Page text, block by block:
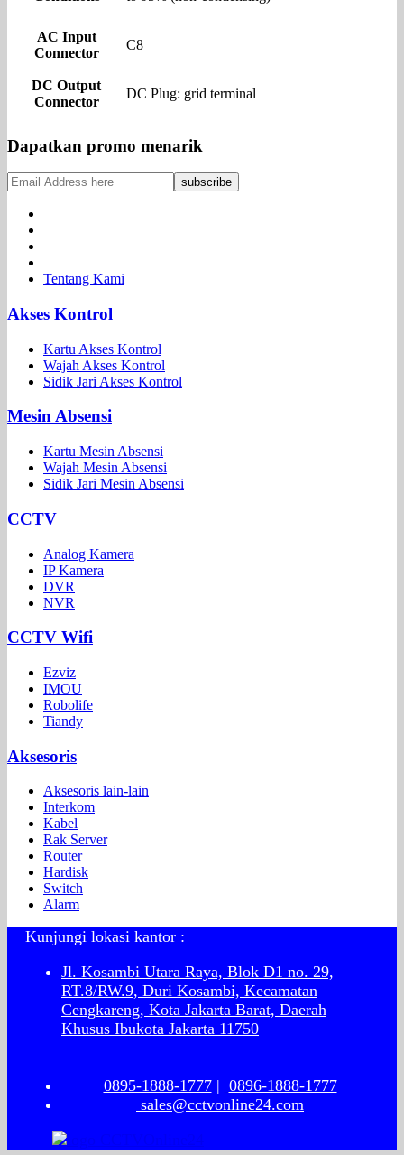
AC Input
Connector
C8
DC Output
Connector
DC Plug: grid terminal
Dapatkan promo menarik
Tentang Kami
Akses Kontrol
Kartu Akses Kontrol
Wajah Akses Kontrol
Sidik Jari Akses Kontrol
Mesin Absensi
Kartu Mesin Absensi
Wajah Mesin Absensi
Sidik Jari Mesin Absensi
CCTV
Analog Kamera
IP Kamera
DVR
NVR
CCTV Wifi
Ezviz
IMOU
Robolife
Tiandy
Aksesoris
Aksesoris lain-lain
Interkom
Kabel
Rak Server
Router
Hardisk
Switch
Alarm
Kunjungi lokasi kantor :
Jl. Kosambi Utara Raya, Blok D1 no. 29,
RT.8/RW.9, Duri Kosambi, Kecamatan
Cengkareng, Kota Jakarta Barat, Daerah
Khusus Ibukota Jakarta 11750
0895-1888-1777| 0896-1888-1777
sales@cctvonline24.com